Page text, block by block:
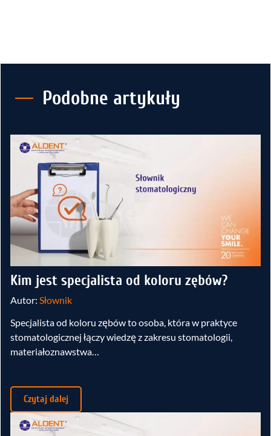
Podobne artykuły
Kim jest specjalista od koloru zębów?
Autor: Słownik
Specjalista od koloru zębów to osoba, która w praktyce
stomatologicznej łączy wiedzę z zakresu stomatologii,
materiałoznawstwa…
Czytaj dalej